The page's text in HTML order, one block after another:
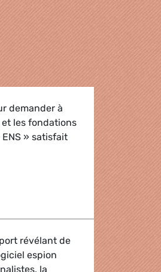
demander à
les fondations
» satisfait
le parti d'extrême droite « ENS ».
révélant de
espion
la